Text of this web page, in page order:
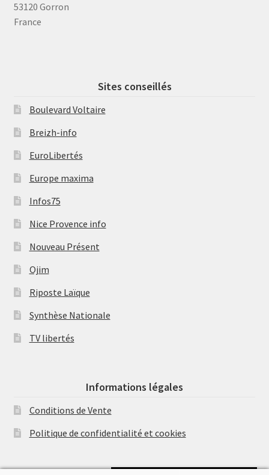
53120 Gorron
France
Sites conseillés
Boulevard Voltaire
Breizh-info
EuroLibertés
Europe maxima
Infos75
Nice Provence info
Nouveau Présent
Ojim
Riposte Laïque
Synthèse Nationale
TV libertés
Informations légales
Conditions de Vente
Politique de confidentialité et cookies